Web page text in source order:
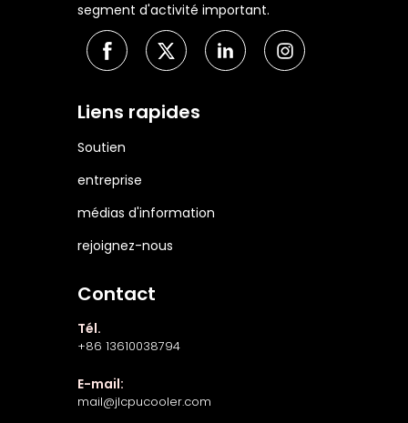
segment d'activité important.
Liens rapides
Soutien
entreprise
médias d'information
rejoignez-nous
Contact
Tél.
+86 13610038794
E-mail:
mail@jlcpucooler.com